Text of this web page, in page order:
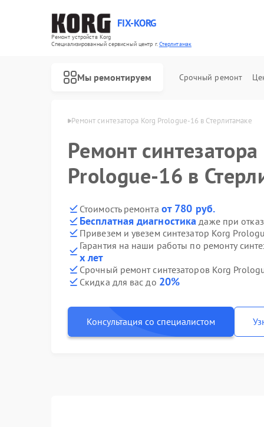
FIX-KORG
Ремонт устройств Korg
Специализированный cервисный центр г.Стерлитамак
Мы ремонтируем Срочный ремонт
Ремонт синтезатора Korg Prologue-16 в Стерлитамаке
Ремонт
Prologue-16 в
Стоимость ремонта от 780 руб.
Бесплатная диагностика даже при
Привезем и увезем синтезатор Korg
Гарантия на наши работы по ремонту
х лет
Срочный ремонт синтезаторов Korg
Скидка для вас до 20%
Консультация со специалистом